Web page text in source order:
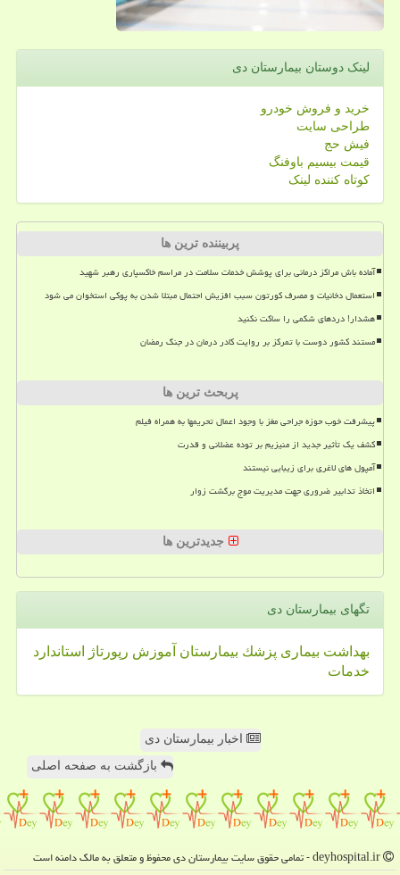
لینک دوستان بیمارستان دی
خرید و فروش خودرو
طراحی سایت
فیش حج
قیمت بیسیم باوفنگ
کوتاه کننده لینک
پربیننده ترین ها
آماده باش مراکز درمانی برای پوشش خدمات سلامت در مراسم خاکسپاری رهبر شهید
استعمال دخانیات و مصرف کورتون سبب افزیش احتمال مبتلا شدن به پوکی استخوان می شود
هشدار! دردهای شکمی را ساکت نکنید
مستند کشور دوست با تمرکز بر روایت کادر درمان در جنگ رمضان
پربحث ترین ها
پیشرفت خوب حوزه جراحی مغز با وجود اعمال تحریمها به همراه فیلم
کشف یک تأثیر جدید از منیزیم بر توده عضلانی و قدرت
آمپول های لاغری برای زیبایی نیستند
اتخاذ تدابیر ضروری جهت مدیریت موج برگشت زوار
جدیدترین ها
تگهای بیمارستان دی
بهداشت بیماری پزشك بیمارستان آموزش رپورتاژ
استاندارد
خدمات
اخبار بیمارستان دی
بازگشت به صفحه اصلی